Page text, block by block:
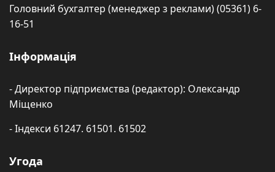
Головний бухгалтер (менеджер з реклами) (05361) 6-
16-51
Інформація
- Директор підприємства (редактор): Олександр
Міщенко
- Індекси 61247. 61501. 61502
Угода